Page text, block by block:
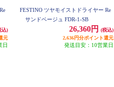
込)
元
日
FESTINO ツヤモイストドライヤー Re
サンドベージュ FDR-1-SB
26,360円
(税込)
2,636円分ポイント還元
発送目安：10営業日